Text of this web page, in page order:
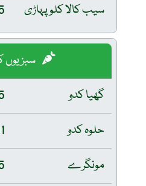
سیب کالا کلو پہاڑی
گھیا کدو
حلوہ کدو
مونگرے